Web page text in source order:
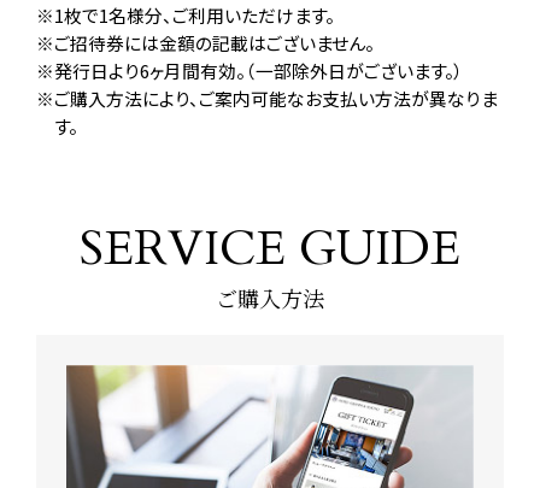
1枚で1名様分、ご利用いただけます。
ご招待券には金額の記載はございません。
発行日より6ヶ月間有効。（一部除外日がございます。）
ご購入方法により、ご案内可能なお支払い方法が異なりま
す。
ご購入方法
SERVICE GUIDE